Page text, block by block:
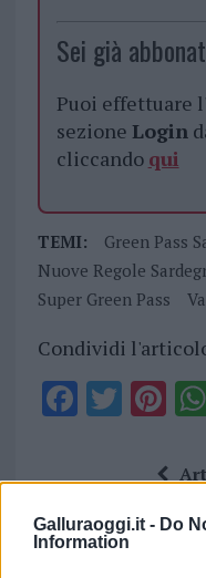
Galluraoggi.it - Do
Information
Sei già
Puoi effettuare
sezione Login
cliccando qui
TEMI: Green Pass
Nuove Regole
Super Green Pass
Condividi
F
ce
o
T
it
te
r
Pi
te
re
st